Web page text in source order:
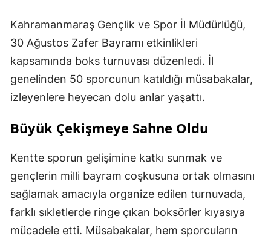
Kahramanmaraş Gençlik ve Spor İl Müdürlüğü,
30 Ağustos Zafer Bayramı etkinlikleri
kapsamında boks turnuvası düzenledi. İl
genelinden 50 sporcunun katıldığı müsabakalar,
izleyenlere heyecan dolu anlar yaşattı.
Büyük Çekişmeye Sahne Oldu
Kentte sporun gelişimine katkı sunmak ve
gençlerin milli bayram coşkusuna ortak olmasını
sağlamak amacıyla organize edilen turnuvada,
farklı sıkletlerde ringe çıkan boksörler kıyasıya
mücadele etti. Müsabakalar, hem sporcuların